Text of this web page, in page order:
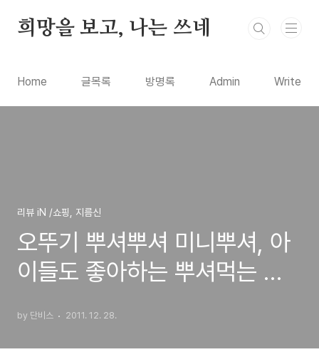
희망을 보고, 나는 쓰네
Home 글목록 방명록 Admin Write
리뷰 iN /쇼핑, 지름신
오뚜기 뿌셔뿌셔 미니뿌셔, 아
이들도 좋아하는 뿌셔먹는 생
by 단비스 2011. 12. 28.